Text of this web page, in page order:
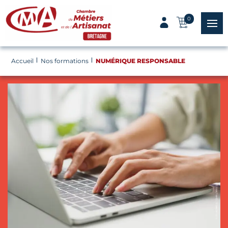
Panneau de gestion des cookies
0
menu
Accueil Nos formations NUMÉRIQUE RESPONSABLE